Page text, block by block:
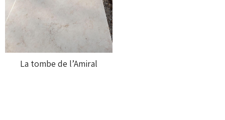
La tombe de l’Amiral